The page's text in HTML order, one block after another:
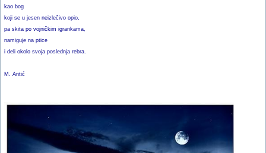
kao bog
koji se u jesen neizlečivo opio,
pa skita po vojničkim igrankama,
namiguje na ptice
i deli okolo svoja poslednja rebra.
M. Antić